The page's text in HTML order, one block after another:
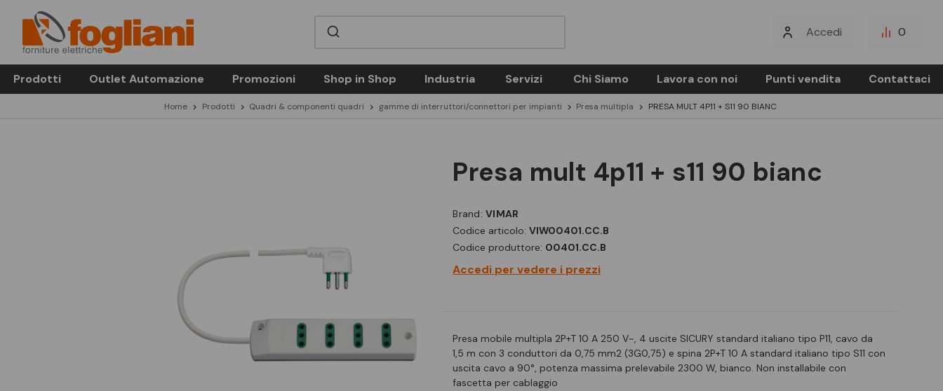
Accedi 0
Prodotti Outlet Automazione Promozioni Shop in Shop Industria Servizi Chi Siamo Lavora con noi Punti vendita Contattaci
Home Prodotti Quadri & componenti quadri gamme di interruttori/connettori per impianti Presa multipla PRESA MULT 4P11 + S11 90 BIANC
presa mult 4p11 + s11 90 bianc
Brand:VIMAR
Codice articolo:VIW00401.CC.B
Codice produttore: 00401.CC.B
Accedi per vedere i prezzi
Presa mobile multipla 2P+T 10 A 250 V~, 4 uscite SICURY standard italiano tipo P11, cavo da
1,5 m con 3 conduttori da 0,75 mm2 (3G0,75) e spina 2P+T 10 A standard italiano tipo S11 con
uscita cavo a 90°, potenza massima prelevabile 2300 W, bianco. Non installabile con
fascetta per cablaggio